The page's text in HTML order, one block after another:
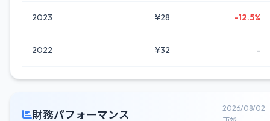
2023 ¥28 -12.5%
2022 ¥32 -
財務パフォーマンス
2026/08/02